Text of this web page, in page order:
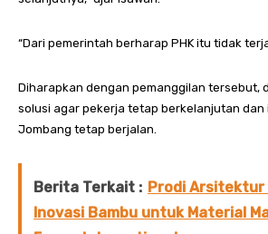
“Dari pemerintah berharap PHK itu tidak
Diharapkan dengan pemanggilan tersebut,
solusi agar pekerja tetap berkelanjutan dan
Jombang tetap berjalan.
Berita Terkait : Prodi Arsitektur
Inovasi Bambu untuk Material